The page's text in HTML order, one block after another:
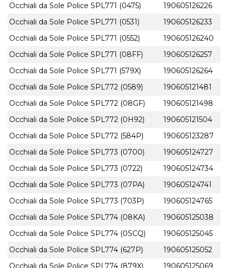
Occhiali da Sole Police SPL771 (0475)
190605126226
Occhiali da Sole Police SPL771 (0531)
190605126233
Occhiali da Sole Police SPL771 (0552)
190605126240
Occhiali da Sole Police SPL771 (08FF)
190605126257
Occhiali da Sole Police SPL771 (579X)
190605126264
Occhiali da Sole Police SPL772 (0589)
190605121481
Occhiali da Sole Police SPL772 (08GF)
190605121498
Occhiali da Sole Police SPL772 (0H92)
190605121504
Occhiali da Sole Police SPL772 (584P)
190605123287
Occhiali da Sole Police SPL773 (0700)
190605124727
Occhiali da Sole Police SPL773 (0722)
190605124734
Occhiali da Sole Police SPL773 (07PA)
190605124741
Occhiali da Sole Police SPL773 (703P)
190605124765
Occhiali da Sole Police SPL774 (08KA)
190605125038
Occhiali da Sole Police SPL774 (0SCQ)
190605125045
Occhiali da Sole Police SPL774 (627P)
190605125052
Occhiali da Sole Police SPL774 (879X)
190605125069